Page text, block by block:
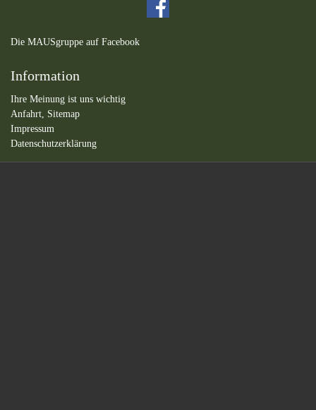
Die MAUSgruppe auf Facebook
Information
Ihre Meinung ist uns wichtig
Anfahrt, Sitemap
Impressum
Datenschutzerklärung